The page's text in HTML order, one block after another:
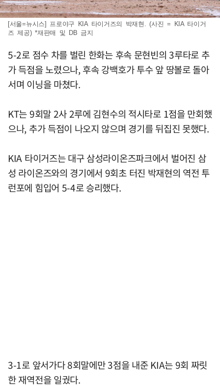
[서울=뉴시스] 프로야구 KIA 타이거즈의 박재현. (사진 = KIA 타이거
즈 제공) *재판매 및 DB 금지
5-2로 점수 차를 벌린 한화는 후속 문현빈의 3루타로 추
가 득점을 노렸으나, 후속 강백호가 투수 앞 땅볼로 돌아
서며 이닝을 마쳤다.
KT는 9회말 2사 2루에 김현수의 적시타로 1점을 만회했
으나, 추가 득점이 나오지 않으며 경기를 뒤집진 못했다.
KIA 타이거즈는 대구 삼성라이온즈파크에서 벌어진 삼
성 라이온즈와의 경기에서 9회초 터진 박재현의 역전 투
런포에 힘입어 5-4로 승리했다.
3-1로 앞서가다 8회말에만 3점을 내준 KIA는 9회 짜릿
한 재역전을 일궜다.